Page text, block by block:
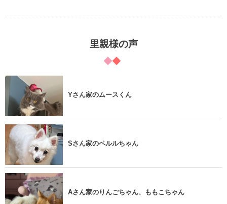
里親様の声
Yさん家のムースくん
Sさん家のペルルちゃん
Aさん家のりんごちゃん、ももこちゃん